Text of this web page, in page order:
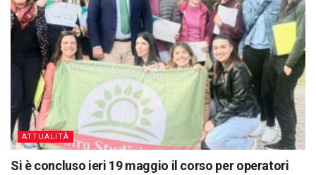
ATTUALITÀ
Si è concluso ieri 19 maggio il corso per operatori